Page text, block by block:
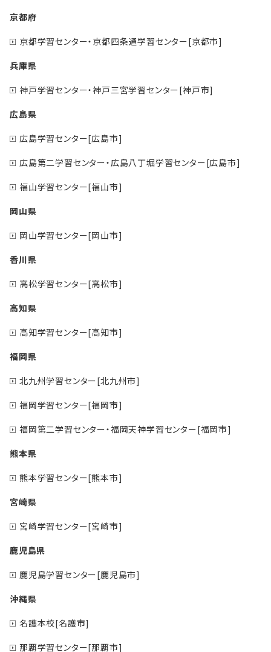
京都府
京都学習センター・京都四条通学習センター[京都市]
兵庫県
神戸学習センター・神戸三宮学習センター[神戸市]
広島県
広島学習センター[広島市]
広島第二学習センター・広島八丁堀学習センター[広島市]
福山学習センター[福山市]
岡山県
岡山学習センター[岡山市]
香川県
高松学習センター[高松市]
高知県
高知学習センター[高知市]
福岡県
北九州学習センター[北九州市]
福岡学習センター[福岡市]
福岡第二学習センター・福岡天神学習センター[福岡市]
熊本県
熊本学習センター[熊本市]
宮崎県
宮崎学習センター[宮崎市]
鹿児島県
鹿児島学習センター[鹿児島市]
沖縄県
名護本校[名護市]
那覇学習センター[那覇市]